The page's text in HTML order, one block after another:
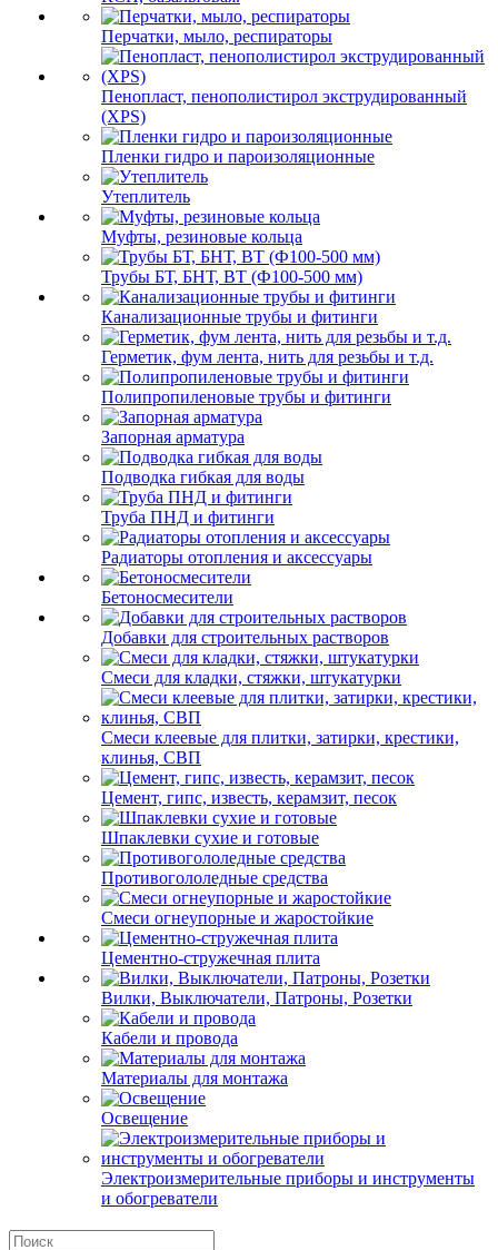
Перчатки, мыло, респираторы
Пенопласт, пенополистирол экструдированный
(XPS)
Пленки гидро и пароизоляционные
Утеплитель
Муфты, резиновые кольца
Трубы БТ, БНТ, ВТ (Ф100-500 мм)
Канализационные трубы и фитинги
Герметик, фум лента, нить для резьбы и т.д.
Полипропиленовые трубы и фитинги
Запорная арматура
Подводка гибкая для воды
Труба ПНД и фитинги
Радиаторы отопления и аксессуары
Бетоносмесители
Добавки для строительных растворов
Смеси для кладки, стяжки, штукатурки
Смеси клеевые для плитки, затирки, крестики,
клинья, СВП
Цемент, гипс, известь, керамзит, песок
Шпаклевки сухие и готовые
Противогололедные средства
Смеси огнеупорные и жаростойкие
Цементно-стружечная плита
Вилки, Выключатели, Патроны, Розетки
Кабели и провода
Материалы для монтажа
Освещение
Электроизмерительные приборы и инструменты
и обогреватели